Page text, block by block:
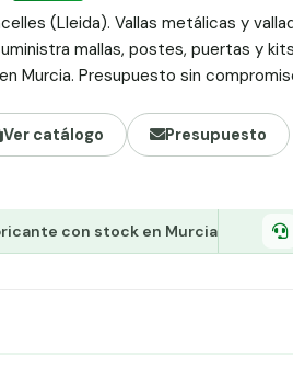
(Lleida). Vallas metálicas y
mallas, postes, puertas y
Murcia. Presupuesto sin
Ver catálogo Presupuesto
con stock en Murcia